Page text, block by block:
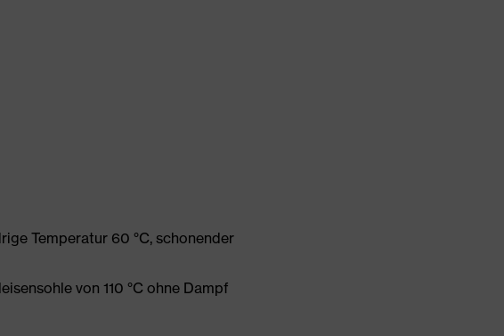
Temperatur 60 °C, schonender
von 110 °C ohne Dampf